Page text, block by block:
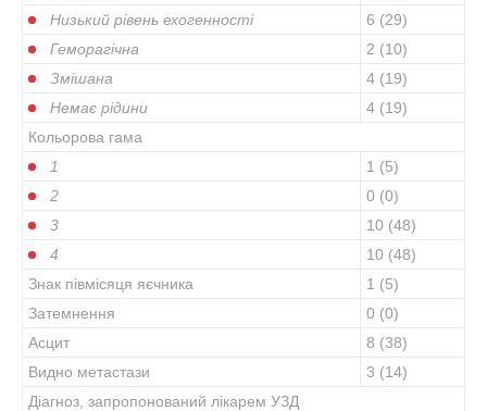
Низький рівень ехогенності
6 (29)
Геморагічна
2 (10)
Змішана
4 (19)
Немає рідини
4 (19)
Кольорова гама
1
1 (5)
2
0 (0)
3
10 (48)
4
10 (48)
Знак півмісяця яєчника
1 (5)
Затемнення
0 (0)
Асцит
8 (38)
Видно метастази
3 (14)
Діагноз, запропонований лікарем УЗД